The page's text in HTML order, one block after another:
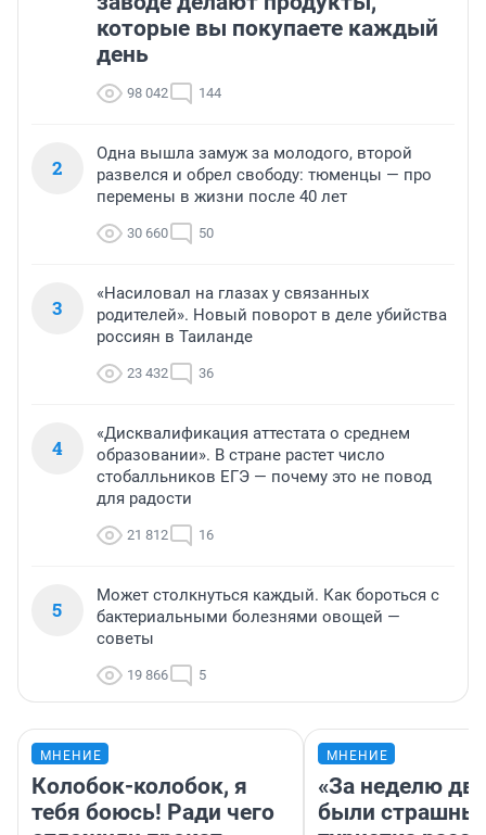
которые вы покупаете каждый
день
98 042 144
2
Одна вышла замуж за молодого, второй
развелся и обрел свободу: тюменцы — про
перемены в жизни после 40 лет
30 660 50
3
«Насиловал на глазах у связанных
родителей». Новый поворот в деле убийства
россиян в Таиланде
23 432 36
4
«Дисквалификация аттестата о среднем
образовании». В стране растет число
стобалльников ЕГЭ — почему это не повод
для радости
21 812 16
5
Может столкнуться каждый. Как бороться с
бактериальными болезнями овощей —
советы
19 866 5
МНЕНИЕ
Колобок-колобок, я
тебя боюсь! Ради чего
МНЕНИЕ
«За неделю
были